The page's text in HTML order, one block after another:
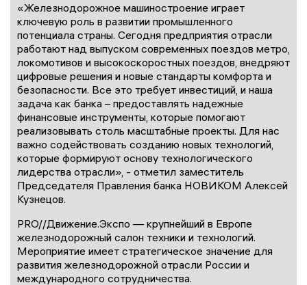
«Железнодорожное машиностроение играет
ключевую роль в развитии промышленного
потенциала страны. Сегодня предприятия отрасли
работают над выпуском современных поездов метро,
локомотивов и высокоскоростных поездов, внедряют
цифровые решения и новые стандарты комфорта и
безопасности. Все это требует инвестиций, и наша
задача как банка – предоставлять надежные
финансовые инструменты, которые помогают
реализовывать столь масштабные проекты. Для нас
важно содействовать созданию новых технологий,
которые формируют основу технологического
лидерства отрасли», - отметил заместитель
Председателя Правления банка НОВИКОМ Алексей
Кузнецов.
PRO//Движение.Экспо — крупнейший в Европе
железнодорожный салон техники и технологий.
Мероприятие имеет стратегическое значение для
развития железнодорожной отрасли России и
международного сотрудничества.